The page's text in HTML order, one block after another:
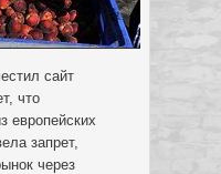
сайт
что
европейских
запрет,
через